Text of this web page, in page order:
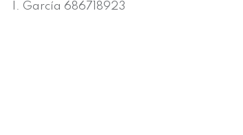
I. García 686718923